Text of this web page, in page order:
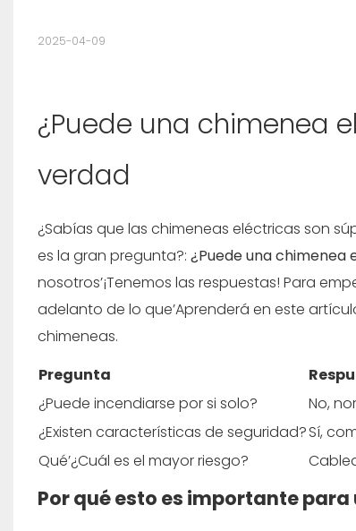
2025-04-09
¿Puede una chimenea
verdad
¿Sabías que las chimeneas eléctricas son
es la gran pregunta?: ¿Puede una chimenea
nosotros’¡Tenemos las respuestas! Para
adelanto de lo que’Aprenderá en este
chimeneas.
Pregunta
¿Puede incendiarse por si solo?
No,
¿Existen características de seguridad?Sí,
Qué’¿Cuál es el mayor riesgo?
Por qué esto es importante para